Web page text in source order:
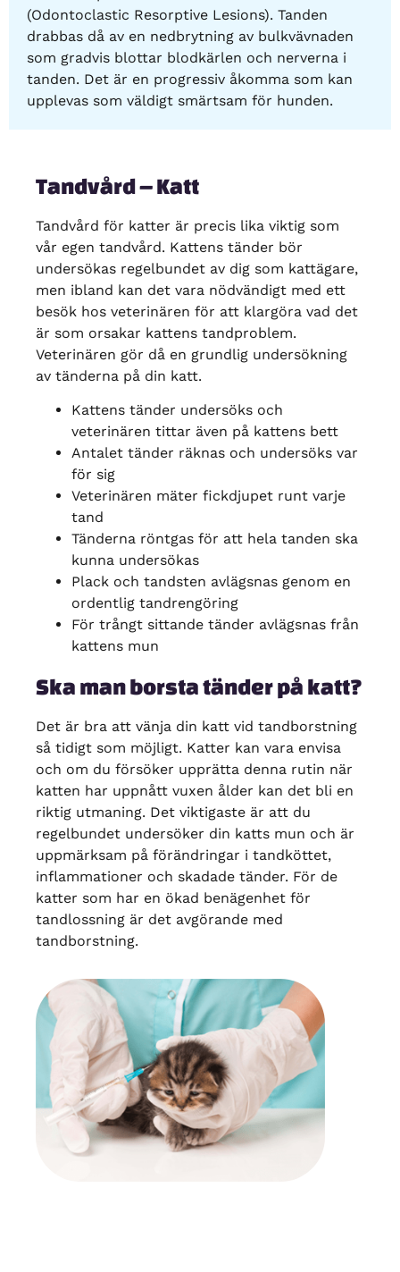
(Odontoclastic Resorptive Lesions). Tanden
drabbas då av en nedbrytning av bulkvävnaden
som gradvis blottar blodkärlen och nerverna i
tanden. Det är en progressiv åkomma som kan
upplevas som väldigt smärtsam för hunden.
Tandvård – Katt
Tandvård för katter är precis lika viktig som
vår egen tandvård. Kattens tänder bör
undersökas regelbundet av dig som kattägare,
men ibland kan det vara nödvändigt med ett
besök hos veterinären för att klargöra vad det
är som orsakar kattens tandproblem.
Veterinären gör då en grundlig undersökning
av tänderna på din katt.
Kattens tänder undersöks och
veterinären tittar även på kattens bett
Antalet tänder räknas och undersöks var
för sig
Veterinären mäter fickdjupet runt varje
tand
Tänderna röntgas för att hela tanden ska
kunna undersökas
Plack och tandsten avlägsnas genom en
ordentlig tandrengöring
För trångt sittande tänder avlägsnas från
kattens mun
Ska man borsta tänder på katt?
Det är bra att vänja din katt vid tandborstning
så tidigt som möjligt. Katter kan vara envisa
och om du försöker upprätta denna rutin när
katten har uppnått vuxen ålder kan det bli en
riktig utmaning. Det viktigaste är att du
regelbundet undersöker din katts mun och är
uppmärksam på förändringar i tandköttet,
inflammationer och skadade tänder. För de
katter som har en ökad benägenhet för
tandlossning är det avgörande med
tandborstning.